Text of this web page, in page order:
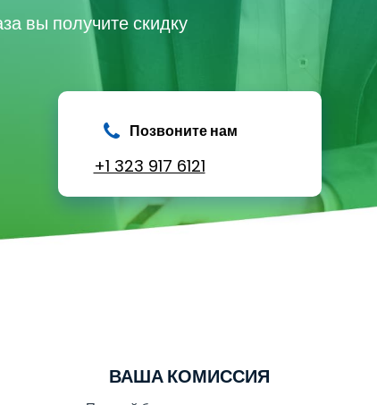
한국의
вы получите скидку
Позвоните нам
+1 323 917 6121
ВАША КОМИССИЯ